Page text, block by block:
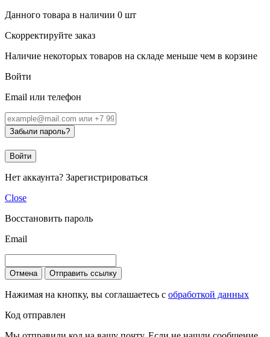
Данного товара в наличии 0 шт
Скорректируйте заказ
Наличие некоторых товаров на складе меньше чем в корзине
Войти
Email или телефон
Забыли пароль?
Войти
Нет аккаунта? Зарегистрироваться
Close
Восстановить пароль
Email
Отмена Отправить ссылку
Нажимая на кнопку, вы соглашаетесь с обработкой данных
Код отправлен